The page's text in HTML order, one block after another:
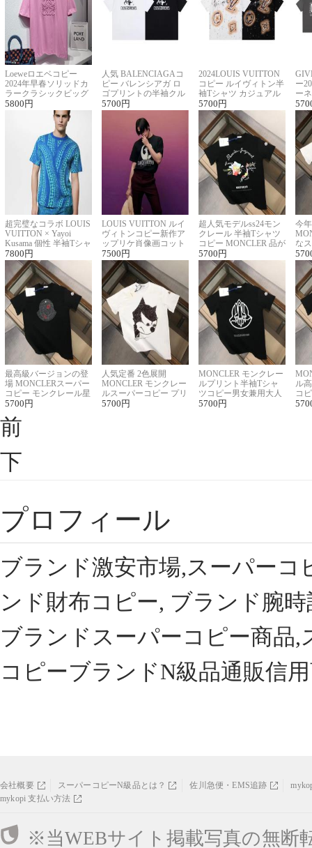
Loeweロエベコピー
2024年早春ソリッドカ
ラークラシックビッグ
ロゴ刺繍Tシャツ
5800 円
人気 BALENCIAGAコ
ピー バレンシアガ ロ
ゴプリントの半袖クル
ーネックTシャツ
5700 円
2024LOUIS VUITTON
コピー ルイヴィトン半
袖Tシャツ カジュアル
に馴染む 2色展開
5700 円
ー
ー
ー
超完璧なコラボ LOUIS
VUITTON × Yayoi
Kusama 個性 半袖Tシャ
ツコピー男女兼用
7800 円
LOUIS VUITTON ルイ
ヴィトンコピー新作ア
ップリケ肖像画コット
ンニット半袖Tシャツ
7500 円
超人気モデルss24モン
クレール 半袖Tシャツ
コピー MONCLER 品が
良く見た目
5700 円
今
な
ル
最高級バージョンの登
場 MONCLERスーパー
コピー モンクレール星
座半袖Tシャツ
5700 円
人気定番 2色展開
MONCLER モンクレー
ルスーパーコピー プリ
ント半袖Tシャツ
5700 円
MONCLER モンクレー
ルプリント半袖Tシャ
ツコピー男女兼用大人
可愛い春夏コーデ
5700 円
ル
コ
ィ
前
下
プロフィール
ブランド激安市場,スーパー
ンド財布コピー, ブランド腕
ブランドスーパーコピー商品
コピーブランドN級品通販信
会社概要 スーパーコピーN級品とは？ 佐川急便・EMS追跡
mykopi 支払い方法
※当WEBサイト掲載写真の無断